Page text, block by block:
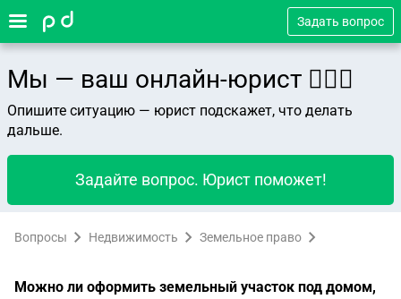
Задать вопрос
Мы — ваш онлайн-юрист 👨🏻‍⚖️
Опишите ситуацию — юрист подскажет, что делать
дальше.
Задайте вопрос. Юрист поможет!
Вопросы Недвижимость Земельное право
Можно ли оформить земельный участок под домом,